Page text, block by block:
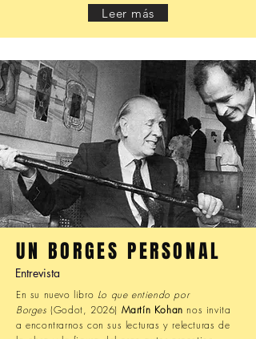
Leer más
UN BORGES PERSONAL
Entrevista
En su nuevo libro Lo que entiendo por
Borges(Godot, 2026) Martín Kohan nos invita
a encontrarnos con sus lecturas y relecturas de